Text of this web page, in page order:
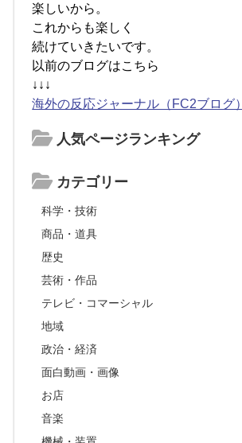
楽しいから。
これからも楽しく
続けていきたいです。
以前のブログはこちら
↓↓↓
海外の反応ジャーナル（FC2ブログ）
人気ページランキング
カテゴリー
科学・技術
商品・道具
歴史
芸術・作品
テレビ・コマーシャル
地域
政治・経済
面白動画・画像
お店
音楽